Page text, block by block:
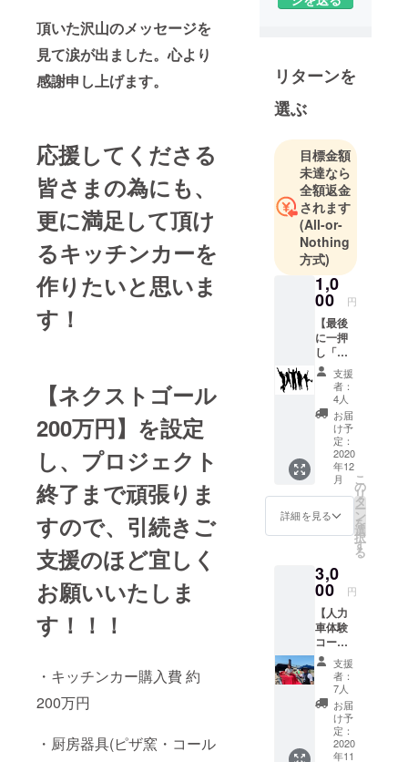
頂いた沢山のメッセージを
見て涙が出ました。心より
感謝申し上げます。
応援してくださる
皆さまの為にも、
更に満足して頂け
るキッチンカーを
作りたいと思いま
す！
【ネクストゴール
200万円】を設定
し、プロジェクト
終了まで頑張りま
すので、 引続きご
支援のほど宜しく
お願いいたしま
す！！！
・キッチンカー購入費 約
200万円
・厨房器具(ピザ窯・コール
ります。
クラウド
ファンディ
ングにて沢
山のご支援
を頂き、事
業をスター
トする事が
出来まし
私が皆さま
からご支援
ご協力を頂
いたよう
に、私も出
来る限り皆
さまの挑戦
を応援した
いと思いま
す。
たします！
リターンを
選ぶ
目標金額
未達なら
全額返金
されます
(All-or-
Nothing
方式)
1,0
00 円
【最後
に一押
し「頑
張
れ！」
コー
ス】
[Next
goal] 最
後に背
中を一
押しし
ていた
だける
方の為
のリ
です。
「何と
か協力
した
い！」
とお考
えの皆
さま、
誠に有
難うご
ざいま
す。 お
気軽に
支援
者：
4人
お届
け予
定：
2020
年12
月
詳細を見る
こ
の
リ
タ
ー
ン
を
選
択
す
る
3,0
00 円
【人力
車体験
コー
ス】 絵
になる
水戸プ
ロジェ
クトの
イベン
トで人
力車に
支援
者：
7人
お届
け予
定：
2020
年11